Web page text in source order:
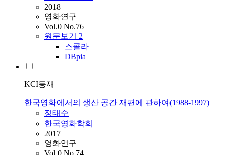
2018
영화연구
Vol.0 No.76
원문보기 2
스콜라
DBpia
KCI등재
한국영화에서의 생산 공간 재편에 관하여(1988-1997)
정태수
한국영화학회
2017
영화연구